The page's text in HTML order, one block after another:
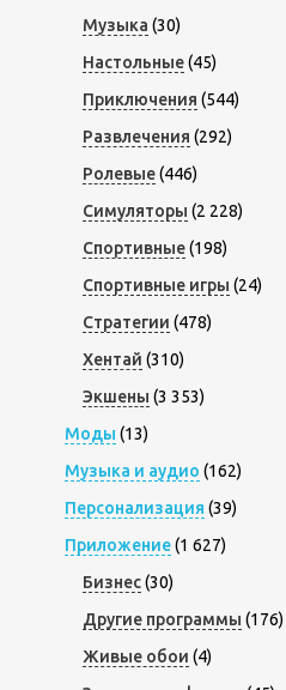
Музыка (30)
Настольные(45)
Приключения (544)
Развлечения (292)
Ролевые(446)
Симуляторы (2 228)
Спортивные(198)
Спортивные игры (24)
Стратегии (478)
Хентай (310)
Экшены (3 353)
Моды (13)
Музыка и аудио (162)
Персонализация (39)
Приложение(1 627)
Бизнес(30)
Другие программы (176)
Живые обои (4)